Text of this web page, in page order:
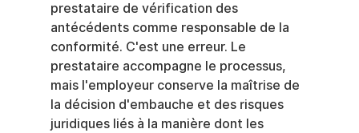
prestataire de vérification des
antécédents comme responsable de la
conformité. C'est une erreur. Le
prestataire accompagne le processus,
mais l'employeur conserve la maîtrise de
la décision d'embauche et des risques
juridiques liés à la manière dont les